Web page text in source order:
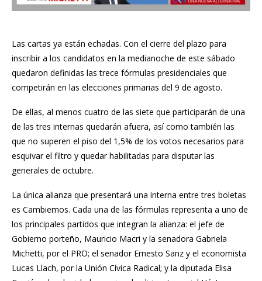
Las cartas ya están echadas. Con el cierre del plazo para
inscribir a los candidatos en la medianoche de este sábado
quedaron definidas las trece fórmulas presidenciales que
competirán en las elecciones primarias del 9 de agosto.
De ellas, al menos cuatro de las siete que participarán de una
de las tres internas quedarán afuera, así como también las
que no superen el piso del 1,5% de los votos necesarios para
esquivar el filtro y quedar habilitadas para disputar las
generales de octubre.
La única alianza que presentará una interna entre tres boletas
es Cambiemos. Cada una de las fórmulas representa a uno de
los principales partidos que integran la alianza: el jefe de
Gobierno porteño, Mauricio Macri y la senadora Gabriela
Michetti, por el PRO; el senador Ernesto Sanz y el economista
Lucas Llach, por la Unión Cívica Radical; y la diputada Elisa